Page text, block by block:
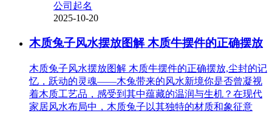
公司起名
2025-10-20
木质兔子风水摆放图解 木质牛摆件的正确摆放
木质兔子风水摆放图解 木质牛摆件的正确摆放,尘封的记
忆，跃动的灵魂——木兔带来的风水新境你是否曾凝视
着木质工艺品，感受到其中蕴藏的温润与生机？在现代
家居风水布局中，木质兔子以其独特的材质和象征意